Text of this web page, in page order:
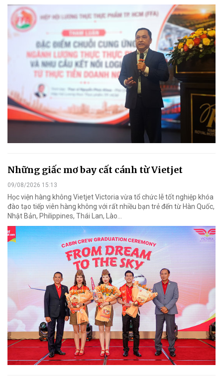
Những giấc mơ bay cất cánh từ Vietjet
09/08/2026 15:13
Học viện hàng không Vietjet Victoria vừa tổ chức lễ tốt nghiệp khóa
đào tạo tiếp viên hàng không với rất nhiều bạn trẻ đến từ Hàn Quốc,
Nhật Bản, Philippines, Thái Lan, Lào…